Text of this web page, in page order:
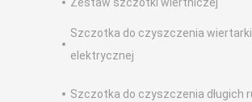
Zestaw szczotki wiertniczej
Szczotka do czyszczenia wiertarki
elektrycznej
Szczotka do czyszczenia długich